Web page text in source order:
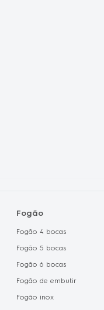
Fogão
Fogão 4 bocas
Fogão 5 bocas
Fogão 6 bocas
Fogão de embutir
Fogão inox